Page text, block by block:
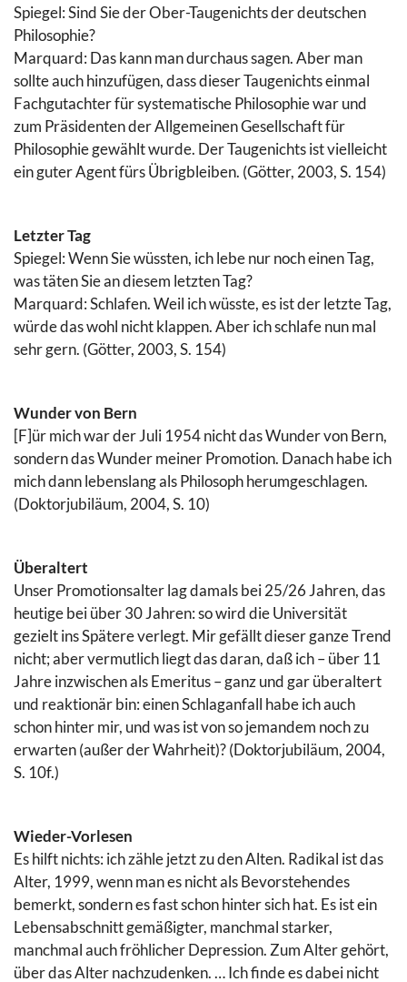
Spiegel: Sind Sie der Ober-Taugenichts der deutschen
Philosophie?
Marquard: Das kann man durchaus sagen. Aber man
sollte auch hinzufügen, dass dieser Taugenichts einmal
Fachgutachter für systematische Philosophie war und
zum Präsidenten der Allgemeinen Gesellschaft für
Philosophie gewählt wurde. Der Taugenichts ist vielleicht
ein guter Agent fürs Übrigbleiben. (Götter, 2003, S. 154)
Letzter Tag
Spiegel: Wenn Sie wüssten, ich lebe nur noch einen Tag,
was täten Sie an diesem letzten Tag?
Marquard: Schlafen. Weil ich wüsste, es ist der letzte Tag,
würde das wohl nicht klappen. Aber ich schlafe nun mal
sehr gern. (Götter, 2003, S. 154)
Wunder von Bern
[F]ür mich war der Juli 1954 nicht das Wunder von Bern,
sondern das Wunder meiner Promotion. Danach habe ich
mich dann lebenslang als Philosoph herumgeschlagen.
(Doktorjubiläum, 2004, S. 10)
Überaltert
Unser Promotionsalter lag damals bei 25/26 Jahren, das
heutige bei über 30 Jahren: so wird die Universität
gezielt ins Spätere verlegt. Mir gefällt dieser ganze Trend
nicht; aber vermutlich liegt das daran, daß ich – über 11
Jahre inzwischen als Emeritus – ganz und gar überaltert
und reaktionär bin: einen Schlaganfall habe ich auch
schon hinter mir, und was ist von so jemandem noch zu
erwarten (außer der Wahrheit)? (Doktorjubiläum, 2004,
S. 10f.)
Wieder-Vorlesen
Es hilft nichts: ich zähle jetzt zu den Alten. Radikal ist das
Alter, 1999, wenn man es nicht als Bevorstehendes
bemerkt, sondern es fast schon hinter sich hat. Es ist ein
Lebensabschnitt gemäßigter, manchmal starker,
manchmal auch fröhlicher Depression. Zum Alter gehört,
über das Alter nachzudenken. … Ich finde es dabei nicht